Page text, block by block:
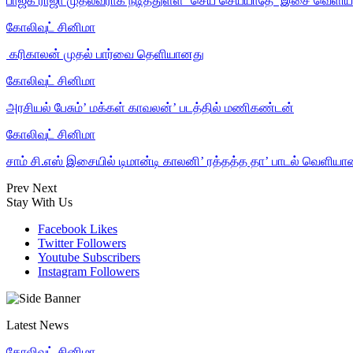
கோலிவுட் சினிமா
‎ கரிகாலன் முதல் பார்வை தெளியானது
கோலிவுட் சினிமா
அரசியல் பேசும்’ மக்கள் காவலன்’ படத்தில் மணிகண்டன்
கோலிவுட் சினிமா
சாம் சி.எஸ் இசையில் டிமான்டி காலனி’ ரத்தத்த தா’ பாடல்
Prev Next
Stay With Us
Facebook Likes
Twitter Followers
Youtube Subscribers
Instagram Followers
Latest News